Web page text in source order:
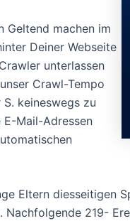
Geltend machen im
Deiner Webseite
unterlassen
Crawl-Tempo
keineswegs zu
E-Mail-Adressen
Eltern diesseitigen
219-